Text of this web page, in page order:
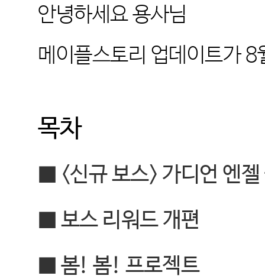
안녕하세요 용사님
메이플스토리 업데이트가 8
목차
■ <신규 보스> 가디언 엔
■ 보스 리워드 개편
■ 봄!봄! 프로젝트